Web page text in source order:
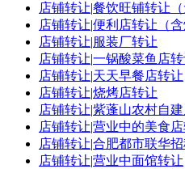
店铺转让|餐饮旺铺转让（
店铺转让|便利店转让（含
店铺转让|服装厂转让
店铺转让|一锅酸菜鱼店转
店铺转让|天天早餐店转让
店铺转让|烧烤店转让
店铺转让|紫蓬山农村自建
店铺转让|营业中的美食
店铺转让|合肥都市联华招
店铺转让|营业中面馆转让